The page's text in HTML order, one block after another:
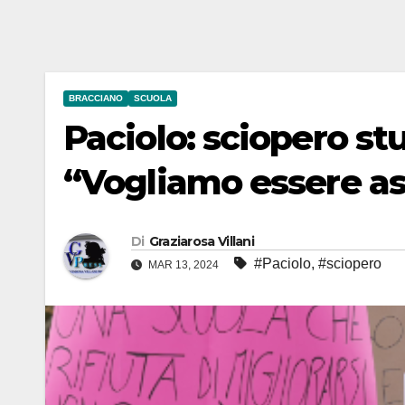
BRACCIANO SCUOLA
Paciolo: sciopero
“Vogliamo essere
Di Graziarosa Villani
MAR 13, 2024 #Paciolo, #sciopero